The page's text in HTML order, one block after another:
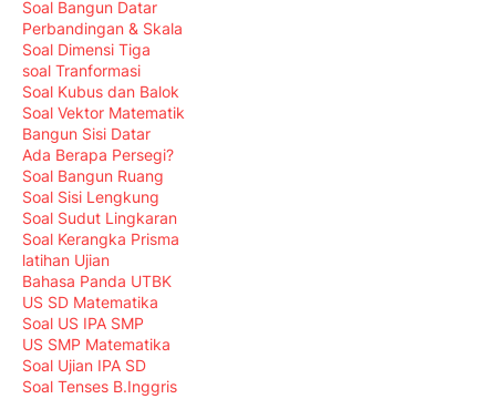
Soal Bangun Datar
Perbandingan & Skala
Soal Dimensi Tiga
soal Tranformasi
Soal Kubus dan Balok
Soal Vektor Matematik
Bangun Sisi Datar
Ada Berapa Persegi?
Soal Bangun Ruang
Soal Sisi Lengkung
Soal Sudut Lingkaran
Soal Kerangka Prisma
latihan Ujian
Bahasa Panda UTBK
US SD Matematika
Soal US IPA SMP
US SMP Matematika
Soal Ujian IPA SD
Soal Tenses B.Inggris